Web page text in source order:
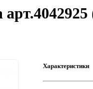
Характеристики